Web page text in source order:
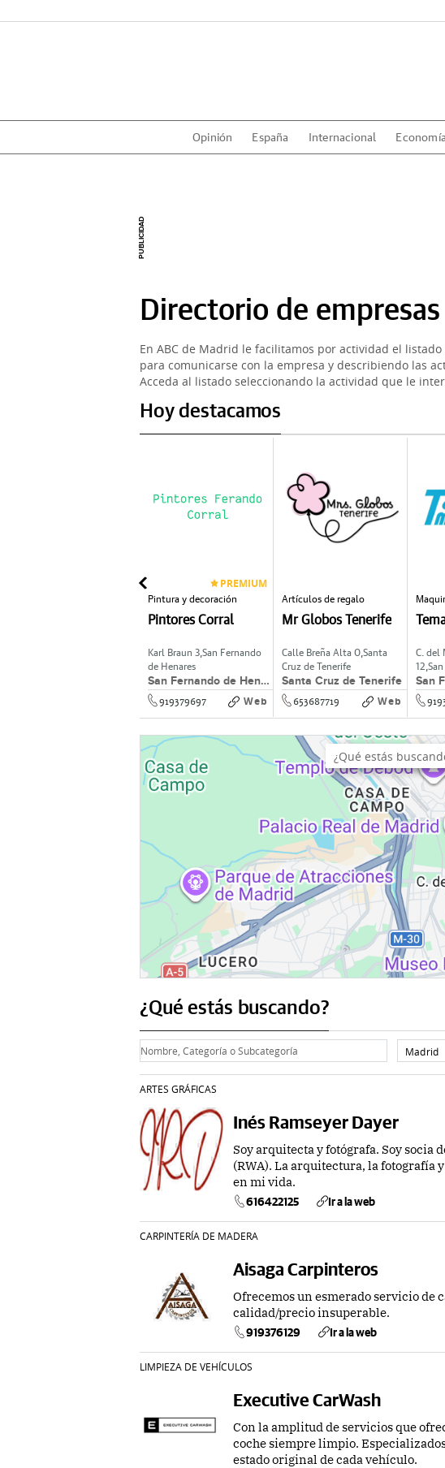
Opinión España Internacional Economía
Directorio de
En ABC de Madrid le facilitamos por actividad el
para comunicarse con la empresa y describiendo las
Acceda al listado seleccionando la actividad que le
Hoy destacamos
PREMIUM
Pintura y decoración
Pintores Corral
San Fernando de Henares
Karl Braun 3, San Fernando
de Henares
919379697 Web
Artículos de regalo
Mr Globos Tenerife
Santa Cruz de Tenerife
Calle Breña Alta 0, Santa
Cruz de Tenerife
653687719 Web
C. del
12,
¿Qué estás buscando?
Madrid
ARTES GRÁFICAS
Inés Ramseyer Dayer
Soy arquitecta y fotógrafa. Soy socia
(RWA). La arquitectura, la fotografía
en mi vida.
616422125 Ir a la web
CARPINTERÍA DE MADERA
Aisaga Carpinteros
Ofrecemos un esmerado servicio de
calidad/precio insuperable.
919376129 Ir a la web
LIMPIEZA DE VEHÍCULOS
Executive CarWash
Con la amplitud de servicios que
coche siempre limpio.
estado original de cada vehículo.